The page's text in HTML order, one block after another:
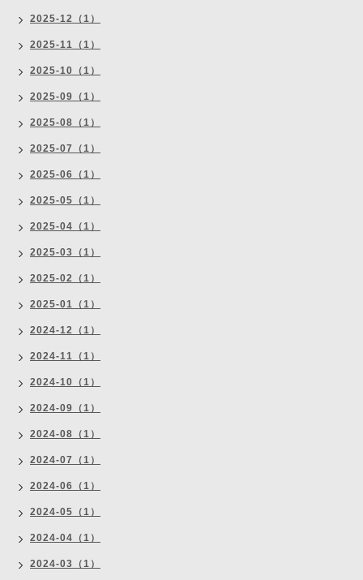
2025-12（1）
2025-11（1）
2025-10（1）
2025-09（1）
2025-08（1）
2025-07（1）
2025-06（1）
2025-05（1）
2025-04（1）
2025-03（1）
2025-02（1）
2025-01（1）
2024-12（1）
2024-11（1）
2024-10（1）
2024-09（1）
2024-08（1）
2024-07（1）
2024-06（1）
2024-05（1）
2024-04（1）
2024-03（1）